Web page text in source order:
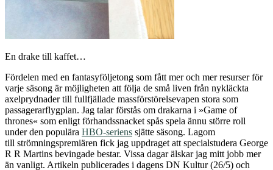
En drake till kaffet…
Fördelen med en fantasyföljetong som fått mer och mer resurser för
varje säsong är möjligheten att följa de små liven från nykläckta
axelprydnader till fullfjällade massförstörelsevapen stora som
passagerarflygplan. Jag talar förstås om drakarna i »Game of
thrones« som enligt förhandssnacket spås spela ännu större roll
under den populära HBO-seriens sjätte säsong. Lagom
till strömningspremiären fick jag uppdraget att specialstudera George
R R Martins bevingade bestar. Vissa dagar älskar jag mitt jobb mer
än vanligt. Artikeln publicerades i dagens DN Kultur (26/5) och